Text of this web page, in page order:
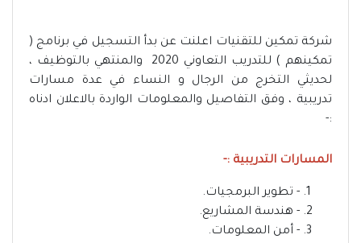
شركة تمكين للتقنيات اعلنت عن بدأ التسجيل في برنامج (
تمكينهم ) للتدريب التعاوني 2020 والمنتهي بالتوظيف ،
لحديثي التخرج من الرجال و النساء في عدة مسارات
تدريبية ، وفق التفاصيل والمعلومات الواردة بالاعلان ادناه
:-
المسارات التدريبية :-
- تطوير البرمجيات.
- هندسة المشاريع.
- أمن المعلومات.